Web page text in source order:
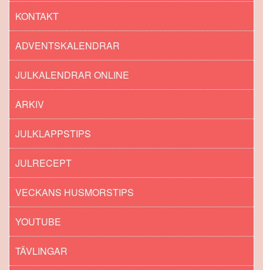
KONTAKT
ADVENTSKALENDRAR
JULKALENDRAR ONLINE
ARKIV
JULKLAPPSTIPS
JULRECEPT
VECKANS HUSMORSTIPS
YOUTUBE
TÄVLINGAR